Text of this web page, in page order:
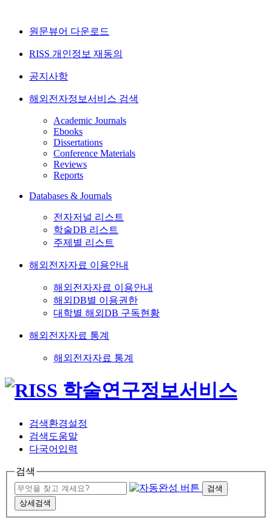
원문뷰어 다운로드
RISS 개인정보 재동의
공지사항
해외전자정보서비스 검색
Academic Journals
Ebooks
Dissertations
Conference Materials
Reviews
Reports
Databases & Journals
전자저널 리스트
학술DB 리스트
주제별 리스트
해외전자자료 이용안내
해외전자자료 이용안내
해외DB별 이용권한
대학별 해외DB 구독현황
해외전자자료 통계
해외전자자료 통계
검색환경설정
검색도움말
다국어입력
검색
검색
상세검색